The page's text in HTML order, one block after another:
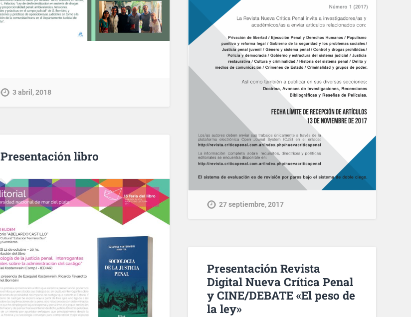
3 abril, 2018
27 septiembre, 2017
Presentación libro
Presentación Revista
Digital Nueva Crítica Penal
y CINE/DEBATE «El peso de
la ley»